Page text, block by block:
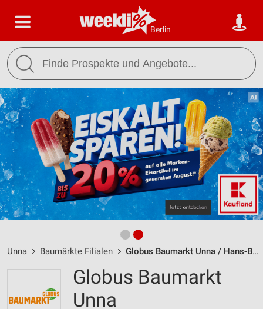
Berlin
Unna Baumärkte Filialen Globus Baumarkt Unna / Hans-Böckler-Straße 3 - Öffnungszeiten & Adresse
Globus Baumarkt
Unna